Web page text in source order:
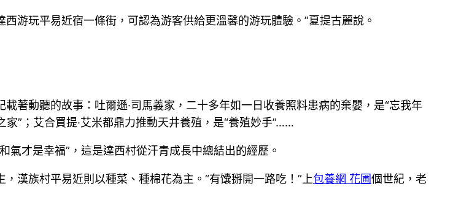
游玩平易近宿一條街，可認為游客供給更溫馨的游玩體驗。”夏提古麗說。
著動聽的故事：吐爾遜·司馬義家，二十多年如一日收養照料患病的棄嬰，是“忘我年
”；艾合買提·艾米都鼎力推動天井養殖，是“養殖妙手”……
氣才是幸福”，這是達西村從汗青成長中總結出的經歷。
漢族村平易近則以種菜、種棉花為主。“有馕掰開一路吃！”上包養網 花圃個世紀，老